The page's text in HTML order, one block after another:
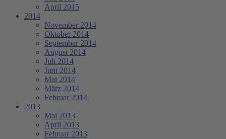
April 2015
2014
November 2014
Oktober 2014
September 2014
August 2014
Juli 2014
Juni 2014
Mai 2014
März 2014
Februar 2014
2013
Mai 2013
April 2013
Februar 2013